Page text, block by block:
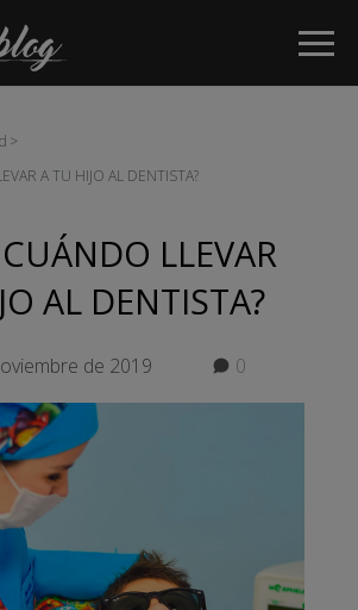
A TU HIJO AL DENTISTA?
LLEVAR
AL DENTISTA?
de 2019 0